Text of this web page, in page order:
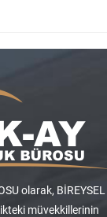
olarak, BİREYSEL
müvekkillerinin